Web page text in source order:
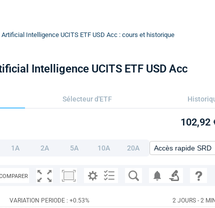
Intelligence UCITS ETF USD Acc : cours et historique
Intelligence UCITS ETF USD Acc
Sélecteur d'ETF
102,92
1A 2A 5A 10A 20A
VARIATION PERIODE : +0.53% 2 JOURS - 2